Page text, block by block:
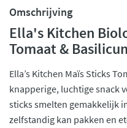
Omschrijving
Ella's Kitchen
Tomaat &
Ella’s Kitchen Maïs Sticks
knapperige, luchtige snack
sticks smelten gemakkelijk
zelfstandig kan pakken en